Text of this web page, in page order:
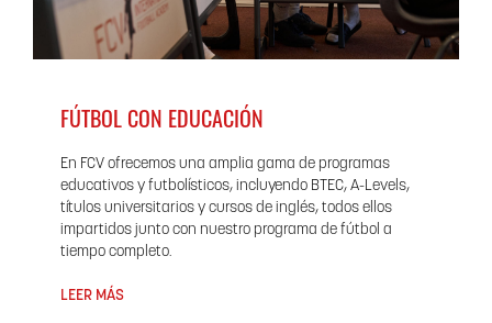
FÚTBOL CON EDUCACIÓN
En FCV ofrecemos una amplia gama de programas
educativos y futbolísticos, incluyendo BTEC, A-Levels,
títulos universitarios y cursos de inglés, todos ellos
impartidos junto con nuestro programa de fútbol a
tiempo completo.
LEER MÁS